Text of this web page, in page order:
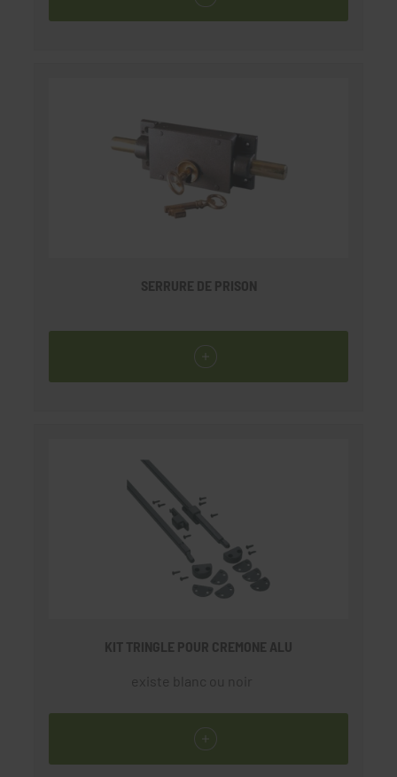
SERRURE DE PRISON
KIT TRINGLE POUR CREMONE ALU
existe blanc ou noir